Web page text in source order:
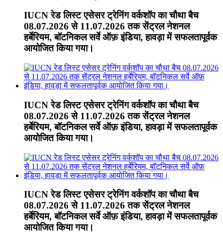
IUCN रेड लिस्ट एसेसर ट्रेनिंग वर्कशॉप का चौथा बैच
08.07.2026 से 11.07.2026 तक सेंट्रल नेशनल
हर्बेरियम, बॉटनिकल सर्वे ऑफ़ इंडिया, हावड़ा में सफलतापूर्वक
आयोजित किया गया।
IUCN रेड लिस्ट एसेसर ट्रेनिंग वर्कशॉप का चौथा बैच
08.07.2026 से 11.07.2026 तक सेंट्रल नेशनल
हर्बेरियम, बॉटनिकल सर्वे ऑफ़ इंडिया, हावड़ा में सफलतापूर्वक
आयोजित किया गया।
IUCN रेड लिस्ट एसेसर ट्रेनिंग वर्कशॉप का चौथा बैच
08.07.2026 से 11.07.2026 तक सेंट्रल नेशनल
हर्बेरियम, बॉटनिकल सर्वे ऑफ़ इंडिया, हावड़ा में सफलतापूर्वक
आयोजित किया गया।